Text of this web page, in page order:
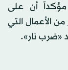
أن على
الأعمال التي
«ضرب نار».